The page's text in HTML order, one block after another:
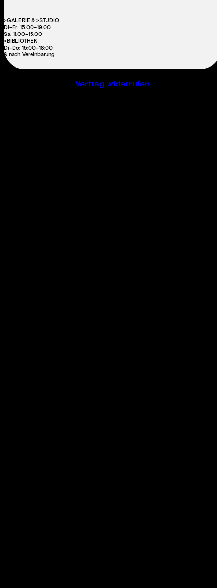
>GALERIE & >STUDIO
Di–Fr: 15:00–19:00
Sa: 11:00–15:00
>BIBLIOTHEK
Di–Do: 15:00–18:00
& nach Vereinbarung
Vertrag widerrufen